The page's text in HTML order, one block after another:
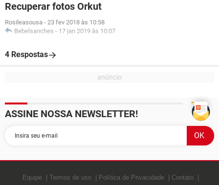
Recuperar fotos Orkut
Rosileasousa - 23 fev 2018 às 10:58
Bebelsanches - 17 jan 2019 às 10:07
4 Respostas
ASSINE NOSSA NEWSLETTER!
Equipe Termos de uso Política de Privacidade Contato